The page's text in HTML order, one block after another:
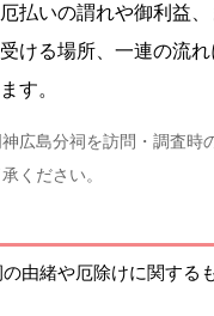
払いの謂れや御利益
ける場所、一連の流
す。
広島分祠を訪問・調査時
ください。
由緒や厄除けに関する